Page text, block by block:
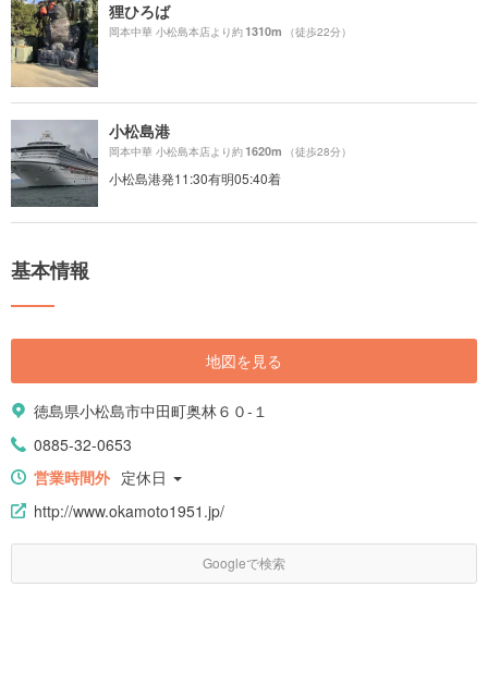
狸ひろば
岡本中華 小松島本店より約1310m （徒歩22分）
小松島港
岡本中華 小松島本店より約1620m （徒歩28分）
小松島港発11:30有明05:40着
基本情報
地図を見る
徳島県小松島市中田町奥林６０-１
0885-32-0653
営業時間外 定休日
http://www.okamoto1951.jp/
Googleで検索